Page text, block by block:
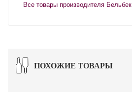
Все товары производителя Бельбек
ПОХОЖИЕ ТОВАРЫ